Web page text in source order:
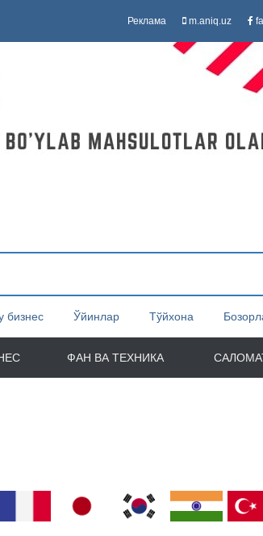
Реклама m.aniq.uz
бизнес Ўйинлар Тўйхона
ФАН ВА ТЕХНИКА